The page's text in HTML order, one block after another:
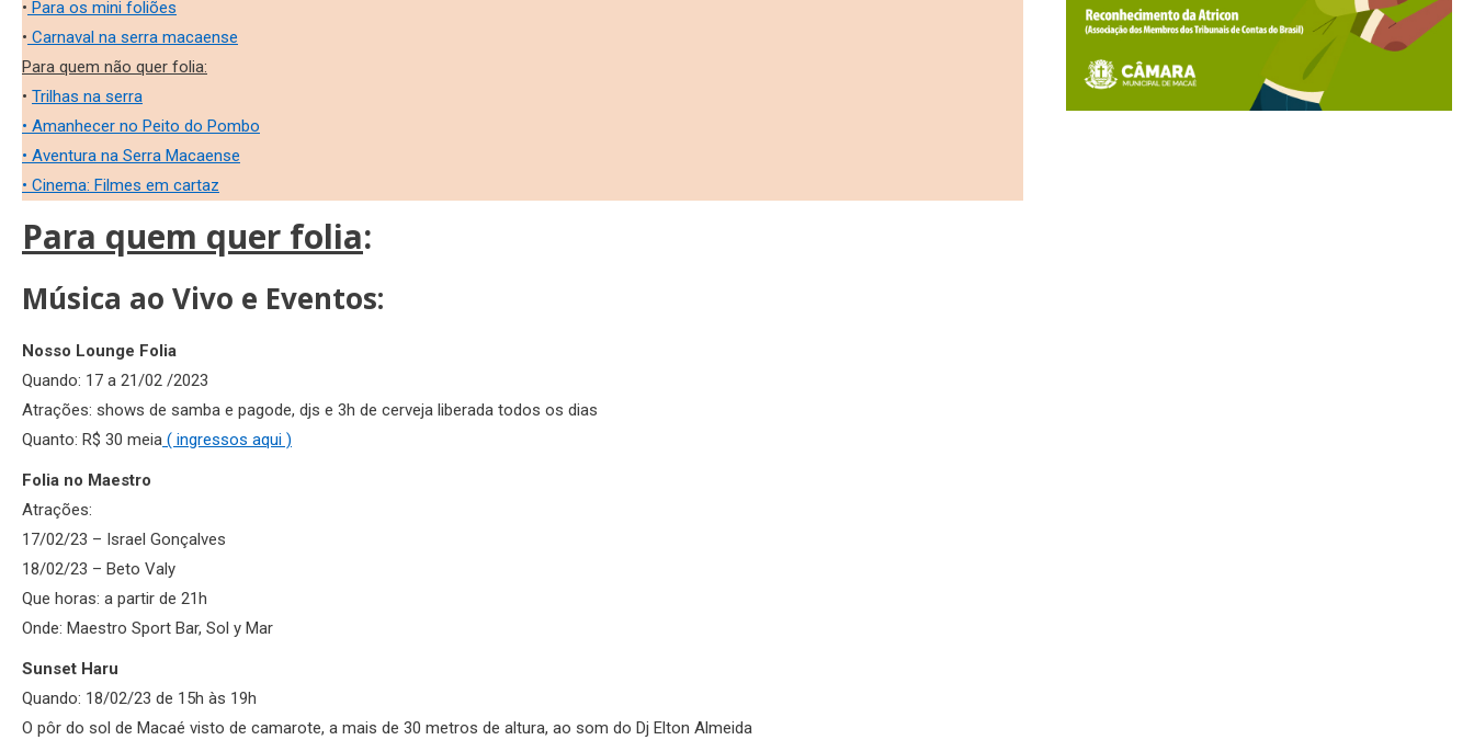
• Para os mini foliões
• Carnaval na serra macaense
Para quem não quer folia:
• Trilhas na serra
• Amanhecer no Peito do Pombo
• Aventura na Serra Macaense
• Cinema: Filmes em cartaz
Para quem quer folia:
Música ao Vivo e Eventos:
Nosso Lounge Folia
Quando: 17 a 21/02 /2023
Atrações: shows de samba e pagode, djs e 3h de cerveja liberada todos os dias
Quanto: R$ 30 meia ( ingressos aqui )
Folia no Maestro
Atrações:
17/02/23 – Israel Gonçalves
18/02/23 – Beto Valy
Que horas: a partir de 21h
Onde: Maestro Sport Bar, Sol y Mar
Sunset Haru
Quando: 18/02/23 de 15h às 19h
O pôr do sol de Macaé visto de camarote, a mais de 30 metros de altura, ao som do Dj Elton Almeida